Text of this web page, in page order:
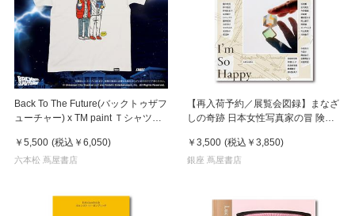
Back To The Future(バックトゥザフ
ューチャー) x TM paint Ｔシャツ
￥5,500 (税込 ￥6,050)
六本松 蔦屋書店
【再入荷予約／展覧会図録】まなざ
しの奇跡 日本女性写真家の冒 険
￥3,500 (税込 ￥3,850)
銀座 蔦屋書店